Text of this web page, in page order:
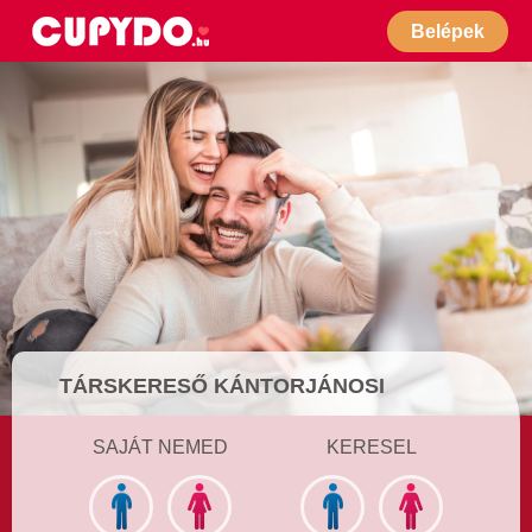
Belépek
TÁRSKERESŐ KÁNTORJÁNOSI
SAJÁT NEMED KERESEL